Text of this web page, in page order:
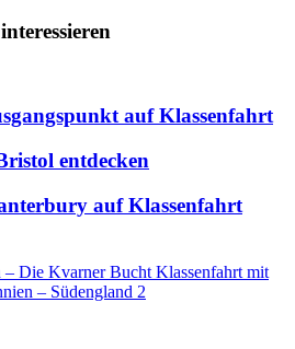
auf Klassenfahrt
entdecken
auf Klassenfahrt
– Die Kvarner Bucht Klassenfahrt mit
– Südengland 2